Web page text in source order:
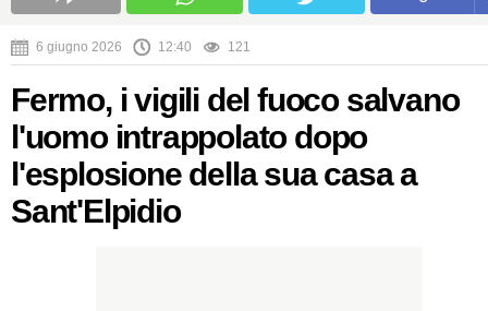
6 giugno 2026 12:40 121
Fermo, i vigili del fuoco salvano
l'uomo intrappolato dopo
l'esplosione della sua casa a
Sant'Elpidio